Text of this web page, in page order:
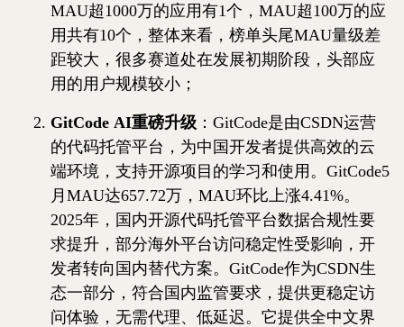
MAU超1000万的应用有1个，MAU超100万的应
用共有10个，整体来看，榜单头尾MAU量级差
距较大，很多赛道处在发展初期阶段，头部应
用的用户规模较小；
GitCode AI重磅升级 ：GitCode是由CSDN运营
的代码托管平台，为中国开发者提供高效的云
端环境，支持开源项目的学习和使用。GitCode5
月MAU达657.72万，MAU环比上涨4.41%。
2025年，国内开源代码托管平台数据合规性要
求提升，部分海外平台访问稳定性受影响，开
发者转向国内替代方案。GitCode作为CSDN生
态一部分，符合国内监管要求，提供更稳定访
问体验，无需代理、低延迟。它提供全中文界